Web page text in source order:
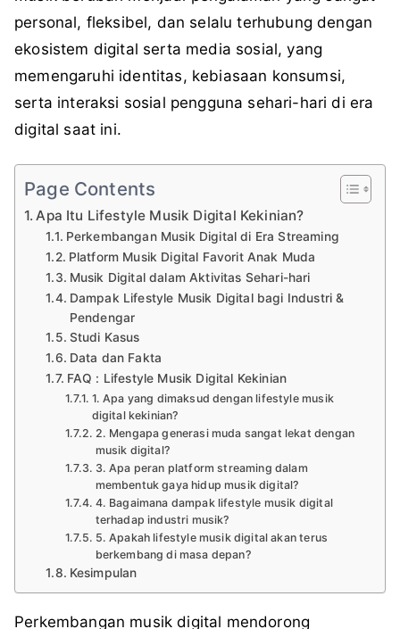
personal, fleksibel, dan selalu terhubung dengan
ekosistem digital serta media sosial, yang
memengaruhi identitas, kebiasaan konsumsi,
serta interaksi sosial pengguna sehari-hari di era
digital saat ini.
Page Contents
Apa Itu Lifestyle Musik Digital Kekinian?
Perkembangan Musik Digital di Era Streaming
Platform Musik Digital Favorit Anak Muda
Musik Digital dalam Aktivitas Sehari-hari
Dampak Lifestyle Musik Digital bagi Industri &
Pendengar
Studi Kasus
Data dan Fakta
FAQ : Lifestyle Musik Digital Kekinian
1. Apa yang dimaksud dengan lifestyle musik
digital kekinian?
2. Mengapa generasi muda sangat lekat dengan
musik digital?
3. Apa peran platform streaming dalam
membentuk gaya hidup musik digital?
4. Bagaimana dampak lifestyle musik digital
terhadap industri musik?
5. Apakah lifestyle musik digital akan terus
berkembang di masa depan?
Kesimpulan
Perkembangan musik digital mendorong